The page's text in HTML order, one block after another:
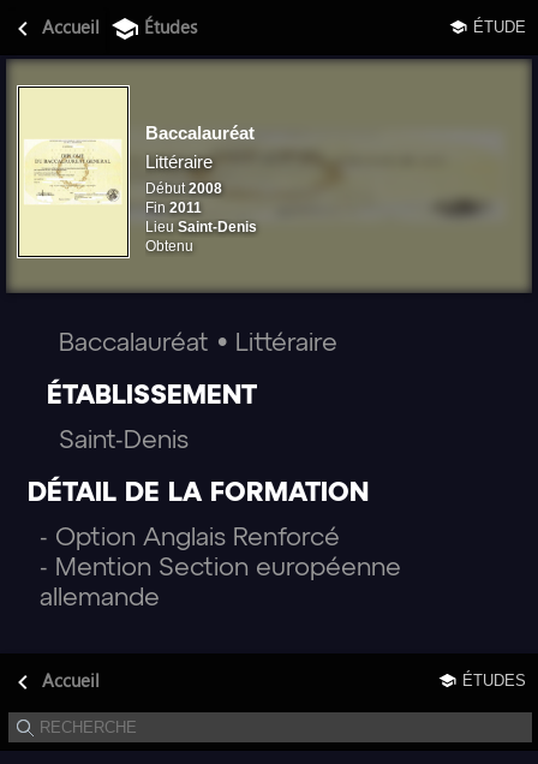
Accueil Études ÉTUDE
Baccalauréat
Littéraire
Début2008
Fin 2011
Lieu Saint-Denis
Obtenu
Baccalauréat • Littéraire
ÉTABLISSEMENT
Saint-Denis
DÉTAIL DE LA FORMATION
- Option Anglais Renforcé
- Mention Section européenne
allemande
Accueil ÉTUDES
MOHAMED MIR